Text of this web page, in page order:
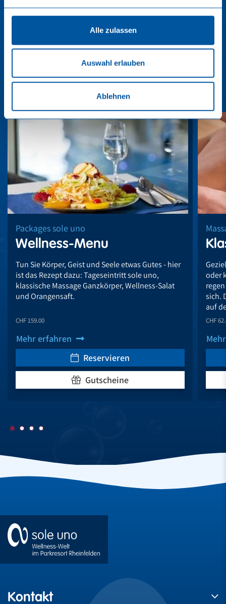
Alle zulassen
Auswahl erlauben
Ablehnen
Das könnte Ihnen auch gefallen
Alle anzeigen
Packages sole uno
Wellness-Menu
Tun Sie Körper, Geist und Seele etwas Gutes - hier
ist das Rezept dazu: Tageseintritt sole uno,
klassische Massage Ganzkörper, Wellness-Salat
und Orangensaft.
CHF 159.00
Mehr erfahren
Reservieren
Gutscheine
oder
sich.
auf
CHF
Kontakt